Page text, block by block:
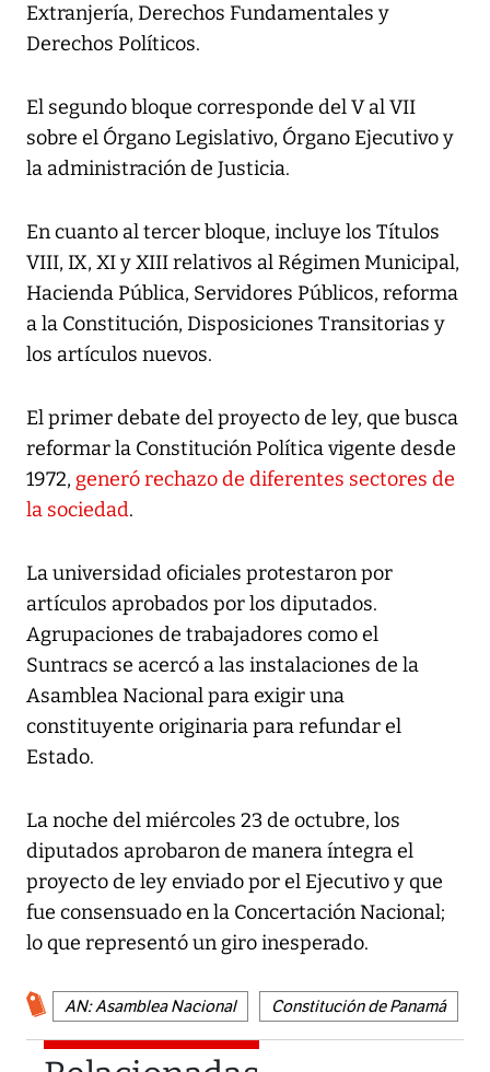
Extranjería, Derechos Fundamentales y
Derechos Políticos.
El segundo bloque corresponde del V al VII
sobre el Órgano Legislativo, Órgano Ejecutivo y
la administración de Justicia.
En cuanto al tercer bloque, incluye los Títulos
VIII, IX, XI y XIII relativos al Régimen Municipal,
Hacienda Pública, Servidores Públicos, reforma
a la Constitución, Disposiciones Transitorias y
los artículos nuevos.
El primer debate del proyecto de ley, que busca
reformar la Constitución Política vigente desde
1972, generó rechazo de diferentes sectores de
la sociedad.
La universidad oficiales protestaron por
artículos aprobados por los diputados.
Agrupaciones de trabajadores como el
Suntracs se acercó a las instalaciones de la
Asamblea Nacional para exigir una
constituyente originaria para refundar el
Estado.
La noche del miércoles 23 de octubre, los
diputados aprobaron de manera íntegra el
proyecto de ley enviado por el Ejecutivo y que
fue consensuado en la Concertación Nacional;
lo que representó un giro inesperado.
AN: Asamblea Nacional Constitución de Panamá